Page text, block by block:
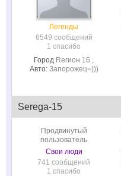
Легенды
6549 сообщений
1 спасибо
Город Rегион 16 ,
Авто: Запорожец=)))
Serega-15
Продвинутый
пользователь
Свои люди
741 сообщений
1 спасибо